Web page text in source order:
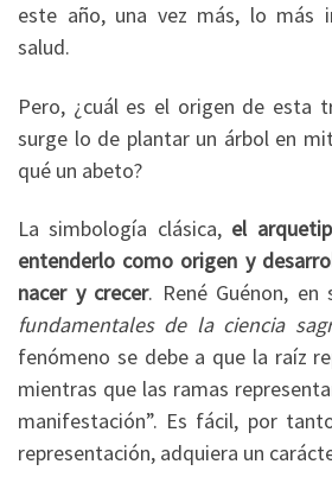
este año, una vez más, lo más
salud.
Pero, ¿cuál es el origen de esta
surge lo de plantar un árbol en
qué un abeto?
La simbología clásica, el
entenderlo como origen y
nacer y crecer. René Guénon, en
fundamentales de la ciencia
fenómeno se debe a que la raíz
mientras que las ramas
manifestación”. Es fácil, por
representación, adquiera un